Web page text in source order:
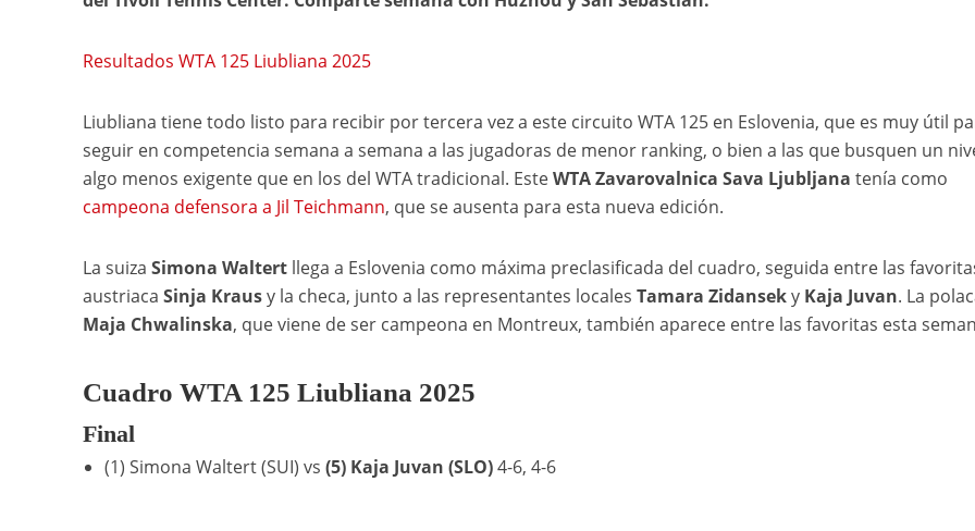
Resultados WTA 125 Liubliana 2025
Liubliana tiene todo listo para recibir por tercera vez a este circuito WTA 125 en Eslovenia, que es muy útil
seguir en competencia semana a semana a las jugadoras de menor ranking, o bien a las que busquen un
algo menos exigente que en los del WTA tradicional. EsteWTA Zavarovalnica Sava Ljubljana tenía como
campeona defensora a Jil Teichmann, que se ausenta para esta nueva edición.
La suiza Simona Waltertllega a Eslovenia como máxima preclasificada del cuadro, seguida entre las
austriaca Sinja Krausy la checa, junto a las representantes locales Tamara Zidanseky Kaja Juvan. La
Maja Chwalinska, que viene de ser campeona en Montreux, también aparece entre las favoritas esta
Cuadro WTA 125 Liubliana 2025
Final
(1) Simona Waltert (SUI) vs (5) Kaja Juvan (SLO)4-6, 4-6